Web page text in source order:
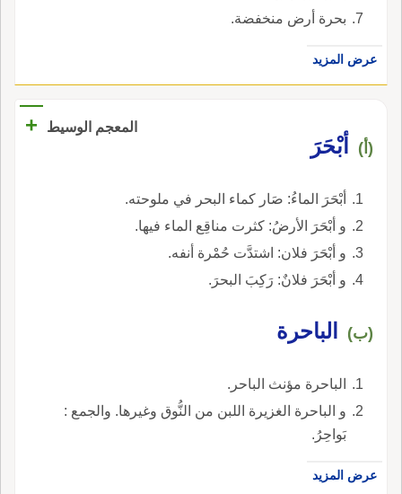
بحرة أرض منخفضة.
عرض المزيد
المعجم الوسيط +
(أ) أبْحَرَ
أبْحَرَ الماءُ: صَار كماء البحر في ملوحته.
و أبْحَرَ الأرضُ: كثرت مناقِع الماء فيها.
و أبْحَرَ فلان: اشتدَّت حُمْرة أنفه.
و أبْحَرَ فلانٌ: رَكِبَ البحرَ.
(ب) الباحرة
الباحرة مؤنث الباحر.
و الباحرة الغزيرة اللبن من النُّوق وغيرها. والجمع :
بَواحِرُ.
عرض المزيد